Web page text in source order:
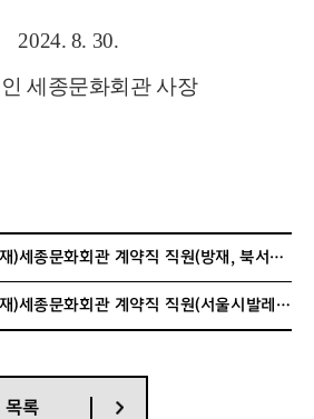
2024. 8. 30.
세종문화회관 사장
(재)세종문화회관 계약직 직원(방재, 북서울 시설관리) 공개채용 서류전형 합격자 공고 및 경력검증 안내
(재)세종문화회관 계약직 직원(서울시발레단 인력) 공개채용 서류전형 합격자 공고 및 경력검증 안내
목록